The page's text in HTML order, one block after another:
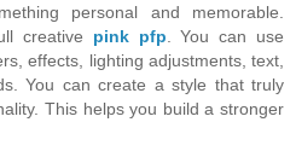
personal and memorable.
creative pink pfp . You can use
effects, lighting adjustments, text,
You can create a style that truly
This helps you build a stronger